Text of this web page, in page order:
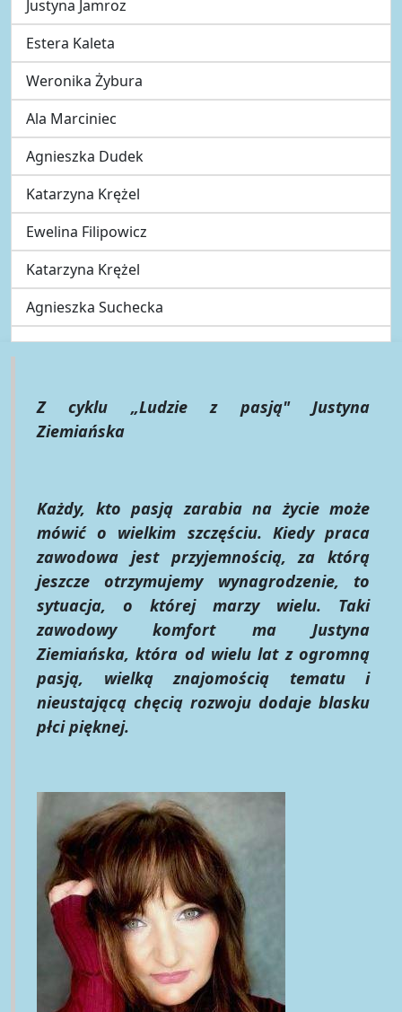
Justyna Jamroz
Estera Kaleta
Weronika Żybura
Ala Marciniec
Agnieszka Dudek
Katarzyna Krężel
Ewelina Filipowicz
Katarzyna Krężel
Agnieszka Suchecka
Z cyklu „Ludzie z pasją" Justyna
Ziemiańska
Każdy, kto pasją zarabia na życie może
mówić o wielkim szczęściu. Kiedy praca
zawodowa jest przyjemnością, za którą
jeszcze otrzymujemy wynagrodzenie, to
sytuacja, o której marzy wielu. Taki
zawodowy komfort ma Justyna
Ziemiańska, która od wielu lat z ogromną
pasją, wielką znajomością tematu i
nieustającą chęcią rozwoju dodaje blasku
płci pięknej.